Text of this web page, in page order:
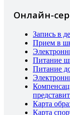
Онлайн-
Запись в
Прием в
Питание
Питание
Карта
Карта